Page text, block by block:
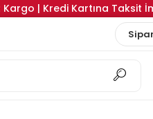
| Kredi Kartına Taksit